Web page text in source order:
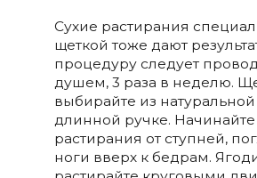
Сухие растирания
щеткой тоже дают
процедуру следует
душем, 3 раза в неделю.
выбирайте из
длинной ручке. Начинайте
растирания от ступней,
ноги вверх к бедрам.